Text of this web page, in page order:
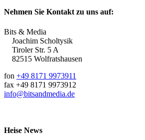
Nehmen Sie Kontakt zu uns auf:
Bits & Media
Joachim Scholtysik
Tiroler Str. 5 A
82515 Wolfratshausen
fon +49 8171 9973911
fax +49 8171 9973912
info@bitsandmedia.de
Heise News